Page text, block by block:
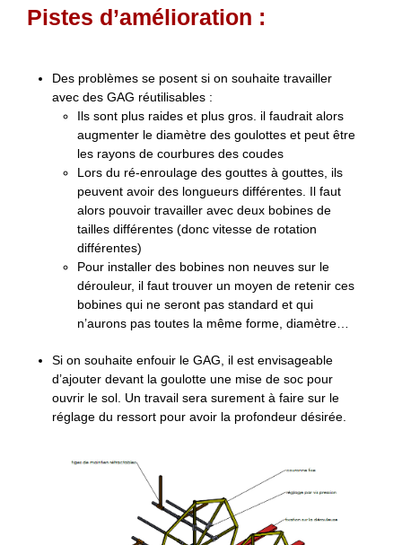
Pistes d’amélioration :
Des problèmes se posent si on souhaite travailler
avec des GAG réutilisables :
Ils sont plus raides et plus gros. il faudrait alors
augmenter le diamètre des goulottes et peut être
les rayons de courbures des coudes
Lors du ré-enroulage des gouttes à gouttes, ils
peuvent avoir des longueurs différentes. Il faut
alors pouvoir travailler avec deux bobines de
tailles différentes (donc vitesse de rotation
différentes)
Pour installer des bobines non neuves sur le
dérouleur, il faut trouver un moyen de retenir ces
bobines qui ne seront pas standard et qui
n’aurons pas toutes la même forme, diamètre…
Si on souhaite enfouir le GAG, il est envisageable
d’ajouter devant la goulotte une mise de soc pour
ouvrir le sol. Un travail sera surement à faire sur le
réglage du ressort pour avoir la profondeur désirée.